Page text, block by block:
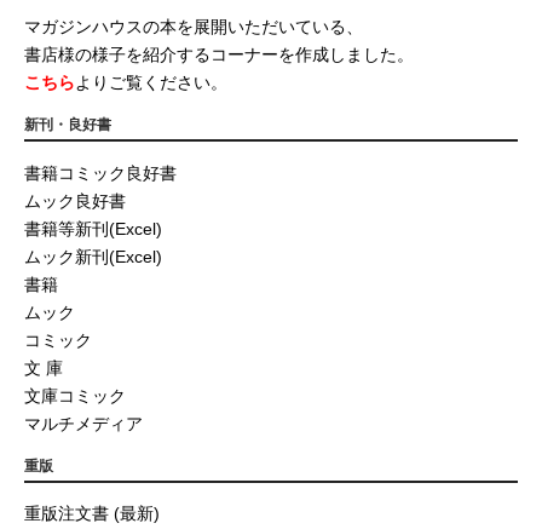
マガジンハウスの本を展開いただいている、
書店様の様子を紹介するコーナーを作成しました。
こちらよりご覧ください。
新刊・良好書
書籍コミック良好書
ムック良好書
書籍等新刊(Excel)
ムック新刊(Excel)
書籍
ムック
コミック
文 庫
文庫コミック
マルチメディア
重版
重版注文書 (最新)